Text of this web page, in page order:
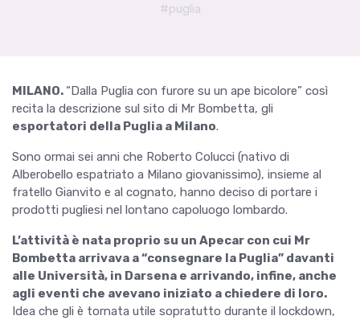
#puglia
MILANO. “Dalla Puglia con furore su un ape bicolore” così
recita la descrizione sul sito di Mr Bombetta, gli
esportatori della Puglia a Milano.
Sono ormai sei anni che Roberto Colucci (nativo di
Alberobello espatriato a Milano giovanissimo), insieme al
fratello Gianvito e al cognato, hanno deciso di portare i
prodotti pugliesi nel lontano capoluogo lombardo.
L’attività è nata proprio su un Apecar con cui Mr
Bombetta arrivava a “consegnare la Puglia” davanti
alle Università, in Darsena e arrivando, infine, anche
agli eventi che avevano iniziato a chiedere di loro.
Idea che gli è tornata utile sopratutto durante il lockdown,